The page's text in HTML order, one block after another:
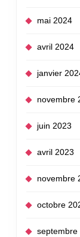
mai 2024
avril 2024
janvier
novembre
juin 2023
avril 2023
novembre
octobre
septembre